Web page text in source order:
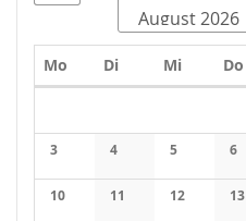
zur
Anzeige
auswählen
Mo Montag
DiDienstag
MiMittwoch
Do
3 4 5 6
10 11 12 13